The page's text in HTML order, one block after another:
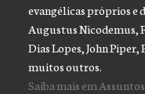
evangélicas próprios e
Augustus Nicodemus,
Dias Lopes, John Piper,
muitos outros.
Saiba mais em Assuntos